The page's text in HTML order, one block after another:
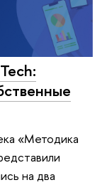
«Методика
на два